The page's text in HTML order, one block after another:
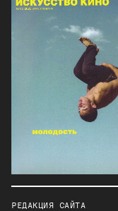
РЕДАКЦИЯ САЙТА